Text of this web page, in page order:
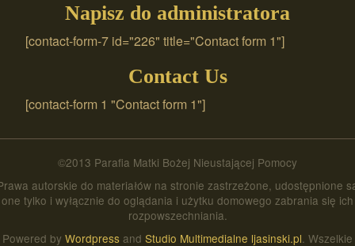
Napisz do administratora
[contact-form-7 id="226" title="Contact form 1"]
Contact Us
[contact-form 1 "Contact form 1"]
©2013 Parafia Matki Bożej Nieustającej Pomocy
autorskie do materiałów na stronie zastrzeżone, udostępnione
one tylko i wyłącznie do oglądania i użytku domowego zabrania się ich
rozpowszechniania.
Powered by Wordpress and Studio Multimedialne ljasinski.pl. Wszelkie